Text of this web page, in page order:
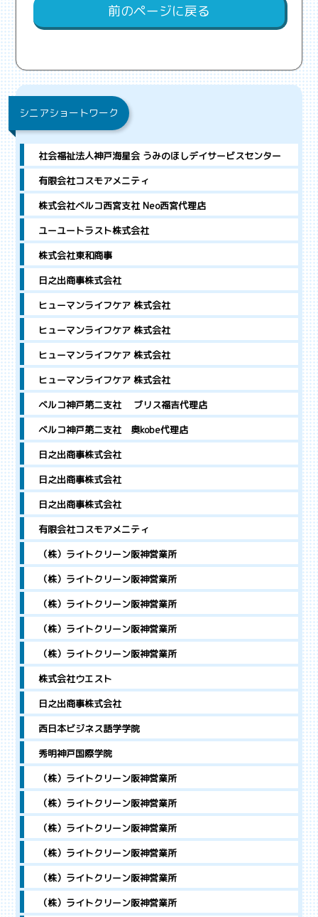
前のページに戻る
シニアショートワーク
社会福祉法人神戸海星会 うみのほしデイサービスセンター
有限会社コスモアメニティ
株式会社ベルコ西宮支社 Neo西宮代理店
ユーユートラスト株式会社
株式会社東和商事
日之出商事株式会社
ヒューマンライフケア 株式会社
ヒューマンライフケア 株式会社
ヒューマンライフケア 株式会社
ヒューマンライフケア 株式会社
ベルコ神戸第二支社 ブリス福吉代理店
ベルコ神戸第二支社 奥kobe代理店
日之出商事株式会社
日之出商事株式会社
日之出商事株式会社
有限会社コスモアメニティ
（株）ライトクリーン阪神営業所
（株）ライトクリーン阪神営業所
（株）ライトクリーン阪神営業所
（株）ライトクリーン阪神営業所
（株）ライトクリーン阪神営業所
株式会社ウエスト
日之出商事株式会社
西日本ビジネス語学学院
秀明神戸国際学院
（株）ライトクリーン阪神営業所
（株）ライトクリーン阪神営業所
（株）ライトクリーン阪神営業所
（株）ライトクリーン阪神営業所
（株）ライトクリーン阪神営業所
（株）ライトクリーン阪神営業所